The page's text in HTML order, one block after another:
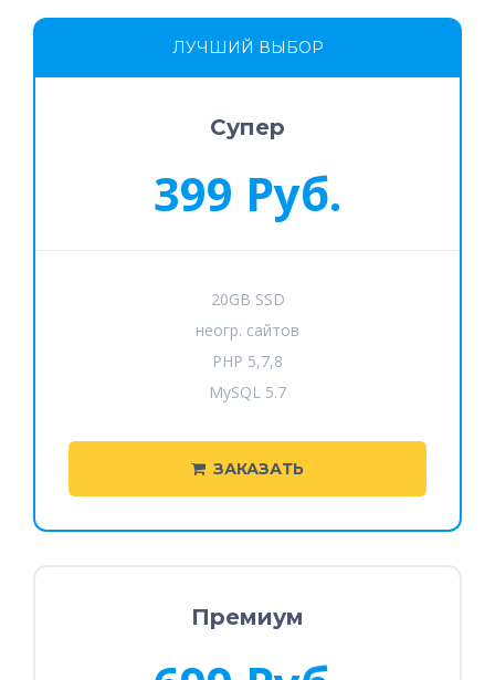
ЛУЧШИЙ ВЫБОР
Супер
399 Руб.
20GB SSD
неогр. сайтов
PHP 5,7,8
MySQL 5.7
ЗАКАЗАТЬ
Премиум